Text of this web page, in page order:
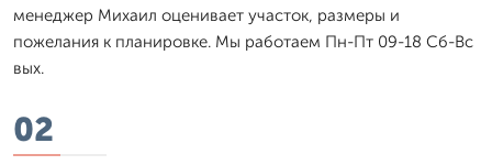
менеджер Михаил оценивает участок, размеры и
пожелания к планировке. Мы работаем Пн-Пт 09-18 Сб-Вс
вых.
02